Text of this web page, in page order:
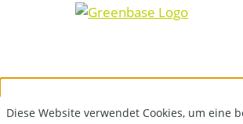
Diese Website verwendet Cookies, um eine